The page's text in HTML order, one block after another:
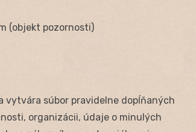
(objekt pozornosti)
vytvára súbor pravidelne dopĺňaných
organizácii, údaje o minulých